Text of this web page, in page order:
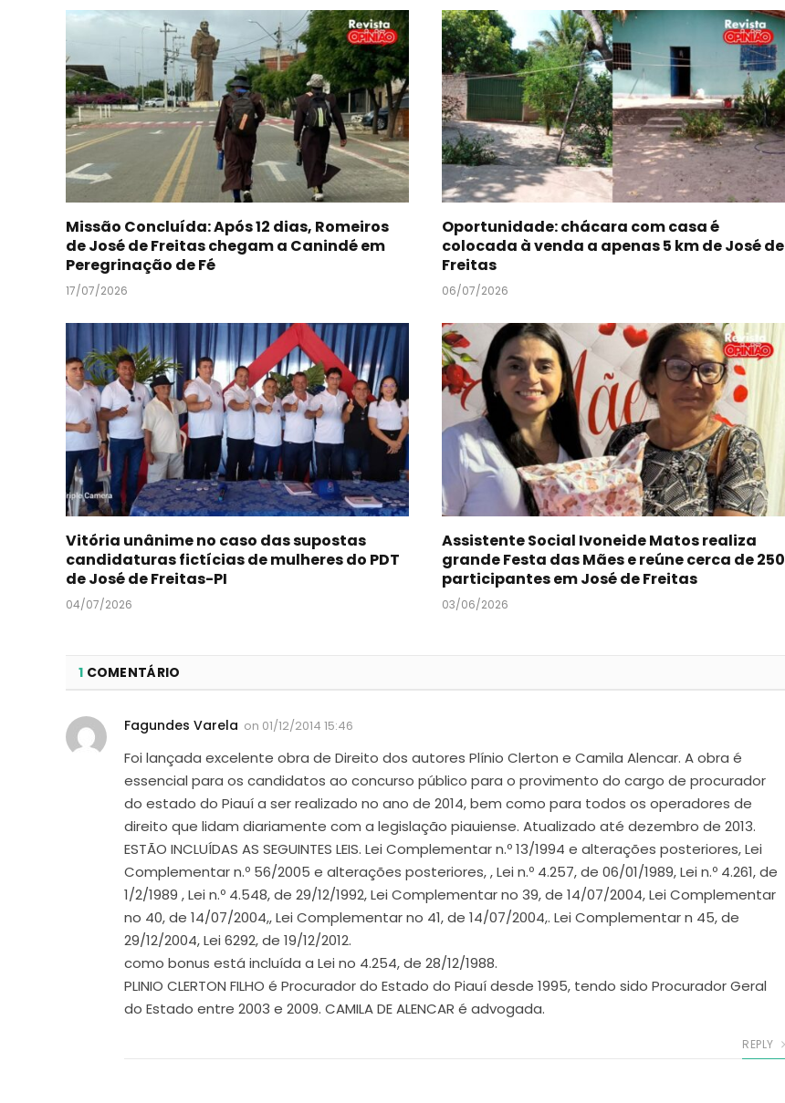
Missão Concluída: Após 12 dias, Romeiros
de José de Freitas chegam a Canindé em
Peregrinação de Fé
17/07/2026
Oportunidade: chácara com casa é
colocada à venda a apenas 5 km de José de
Freitas
06/07/2026
Vitória unânime no caso das supostas
candidaturas fictícias de mulheres do PDT
de José de Freitas-PI
04/07/2026
Assistente Social Ivoneide Matos realiza
grande Festa das Mães e reúne cerca de 250
participantes em José de Freitas
03/06/2026
1 COMENTÁRIO
Fagundes Varela on 01/12/2014 15:46
Foi lançada excelente obra de Direito dos autores Plínio Clerton e Camila Alencar. A obra é
essencial para os candidatos ao concurso público para o provimento do cargo de procurador
do estado do Piauí a ser realizado no ano de 2014, bem como para todos os operadores de
direito que lidam diariamente com a legislação piauiense. Atualizado até dezembro de 2013.
ESTÃO INCLUÍDAS AS SEGUINTES LEIS. Lei Complementar n.º 13/1994 e alterações posteriores, Lei
Complementar n.º 56/2005 e alterações posteriores, , Lei n.º 4.257, de 06/01/1989, Lei n.º 4.261, de
1/2/1989 , Lei n.º 4.548, de 29/12/1992, Lei Complementar no 39, de 14/07/2004, Lei Complementar
no 40, de 14/07/2004,, Lei Complementar no 41, de 14/07/2004,. Lei Complementar n 45, de
29/12/2004, Lei 6292, de 19/12/2012.
como bonus está incluída a Lei no 4.254, de 28/12/1988.
PLINIO CLERTON FILHO é Procurador do Estado do Piauí desde 1995, tendo sido Procurador Geral
do Estado entre 2003 e 2009. CAMILA DE ALENCAR é advogada.
REPLY